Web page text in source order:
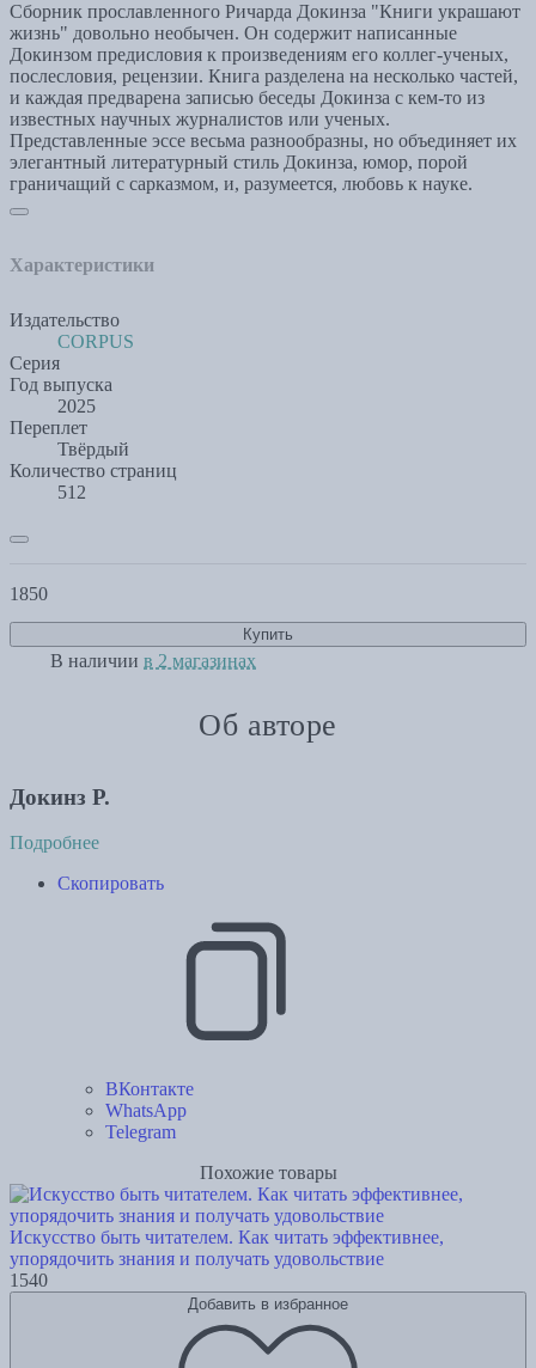
Сборник прославленного Ричарда Докинза "Книги украшают
жизнь" довольно необычен. Он содержит написанные
Докинзом предисловия к произведениям его коллег-ученых,
послесловия, рецензии. Книга разделена на несколько частей,
и каждая предварена записью беседы Докинза с кем‑то из
известных научных журналистов или ученых.
Представленные эссе весьма разнообразны, но объединяет их
элегантный литературный стиль Докинза, юмор, порой
граничащий с сарказмом, и, разумеется, любовь к науке.
Характеристики
Издательство
CORPUS
Серия
Год выпуска
2025
Переплет
Твёрдый
Количество страниц
512
1850
Купить
В наличии в 2 магазинах
Об авторе
Докинз Р.
Подробнее
Скопировать
ВКонтакте
WhatsApp
Telegram
Похожие товары
Искусство быть читателем. Как читать эффективнее,
упорядочить знания и получать удовольствие
1540
Добавить в избранное